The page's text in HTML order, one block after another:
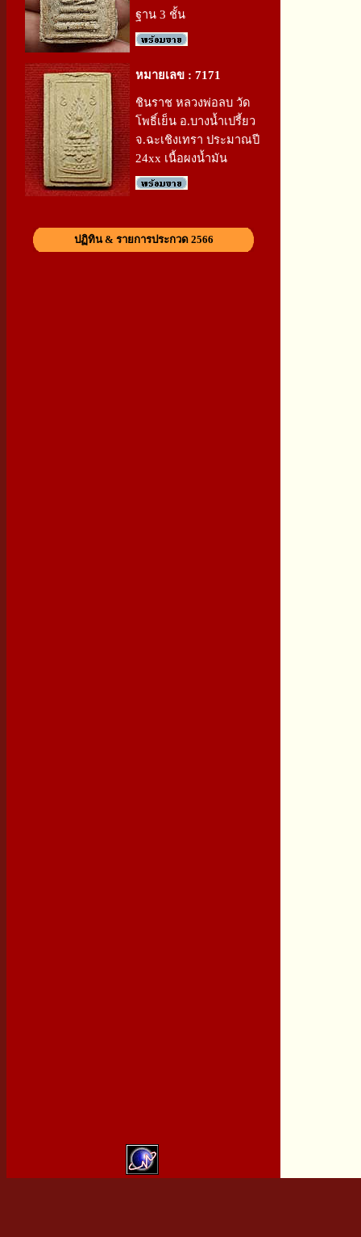
ฐาน 3 ชั้น
หมายเลข : 7171
ชินราช หลวงพ่อลบ วัด
โพธิ์เย็น อ.บางน้ำเปรี้ยว
จ.ฉะเชิงเทรา ประมาณปี
24xx เนื้อผงน้ำมัน
ปฏิทิน & รายการประกวด 2566